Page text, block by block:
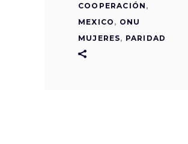
COOPERACIÓN ,
MEXICO , ONU
MUJERES, PARIDAD